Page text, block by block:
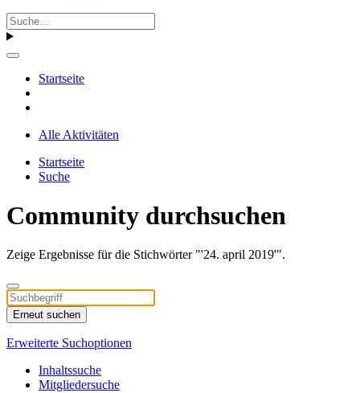
Startseite
Alle Aktivitäten
Startseite
Suche
Community durchsuchen
Zeige Ergebnisse für die Stichwörter "'24. april 2019'".
Erneut suchen
Erweiterte Suchoptionen
Inhaltssuche
Mitgliedersuche